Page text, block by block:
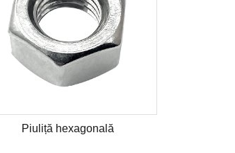
Piuliță hexagonală